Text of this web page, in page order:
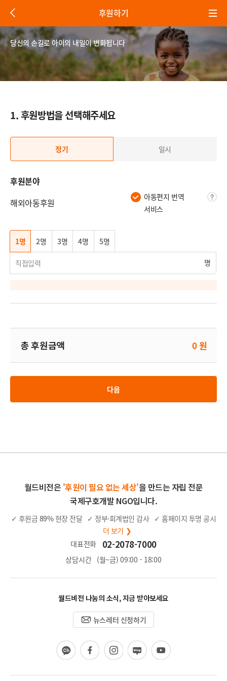
후원하기
가
기당신의 손길로 아이의 내일이 변화됩니다
1. 후원방법을 선택해주세요
정기 일시
후원분야
해외아동후원
아동편지 번역
서비스
툴
1명 2명 3명 4명 5명
명
총 후원금액 0 원
다음
월드비전은 '후원이 필요 없는 세상'을 만드는 자립 전문
국제구호개발 NGO입니다.
✓ 후원금 89%현장 전달 ✓ 정부·회계법인 감사 ✓ 홈페이지 투명 공시
더 보기 ❯
대표전화
02-2078-7000
상담시간 (월~금) 09:00 - 18:00
월드비전 나눔의 소식, 지금 받아보세요
뉴스레터 신청하기
카
카
페
이
인
스
블
로
유
튜